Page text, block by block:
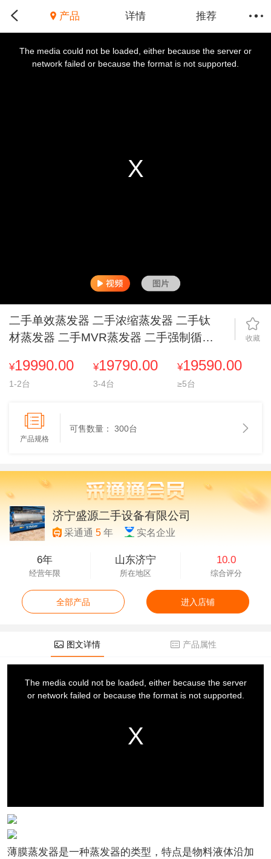
产品 详情 推荐
The media could not be loaded, either because the server or
network failed or because the format is not supported.
二手单效蒸发器 二手浓缩蒸发器 二手钛
材蒸发器 二手MVR蒸发器 二手强制循环
收藏
¥19990.00
1-2台
¥19790.00
3-4台
¥19590.00
≥5台
产品规格
可售数量： 300台
济宁盛源二手设备有限公司
采通通5 年 实名企业
6年
经营年限
山东济宁
所在地区
10.0
综合评分
全部产品 进入店铺
图文详情 产品属性
The media could not be loaded, either because the server
or network failed or because the format is not supported.
薄膜蒸发器是一种蒸发器的类型，特点是物料液体沿加